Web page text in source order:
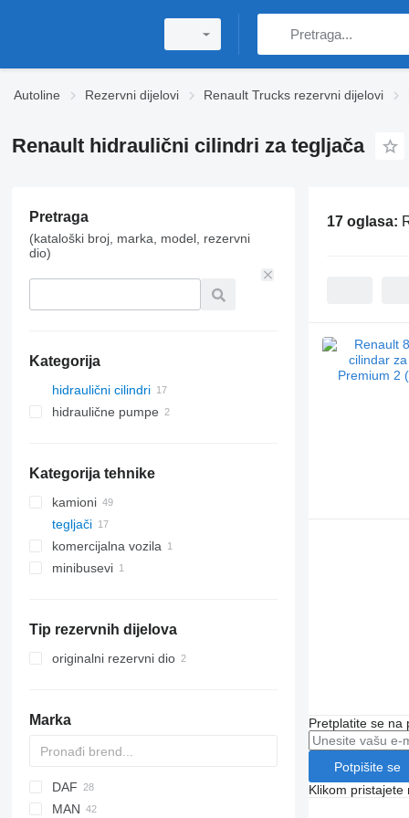
Autoline Rezervni dijelovi Renault Trucks rezervni dijelovi
Renault hidraulični cilindri za tegljača
Pretraga
(kataloški broj, marka, model, rezervni
dio)
Kategorija
hidraulični cilindri
hidraulične pumpe
Kategorija tehnike
kamioni
tegljači
komercijalna vozila
minibusevi
Tip rezervnih dijelova
originalni rezervni dio
Marka
DAF
CF
F-MAX
EuroCargo
MAN
17 oglasa:
Pretplatite se na
Potpišite se
Klikom pristajete